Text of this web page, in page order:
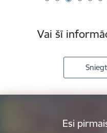
Vai šī
Esi